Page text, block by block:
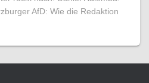
AfD: Wie die Redaktion